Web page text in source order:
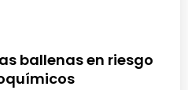
ballenas en riesgo